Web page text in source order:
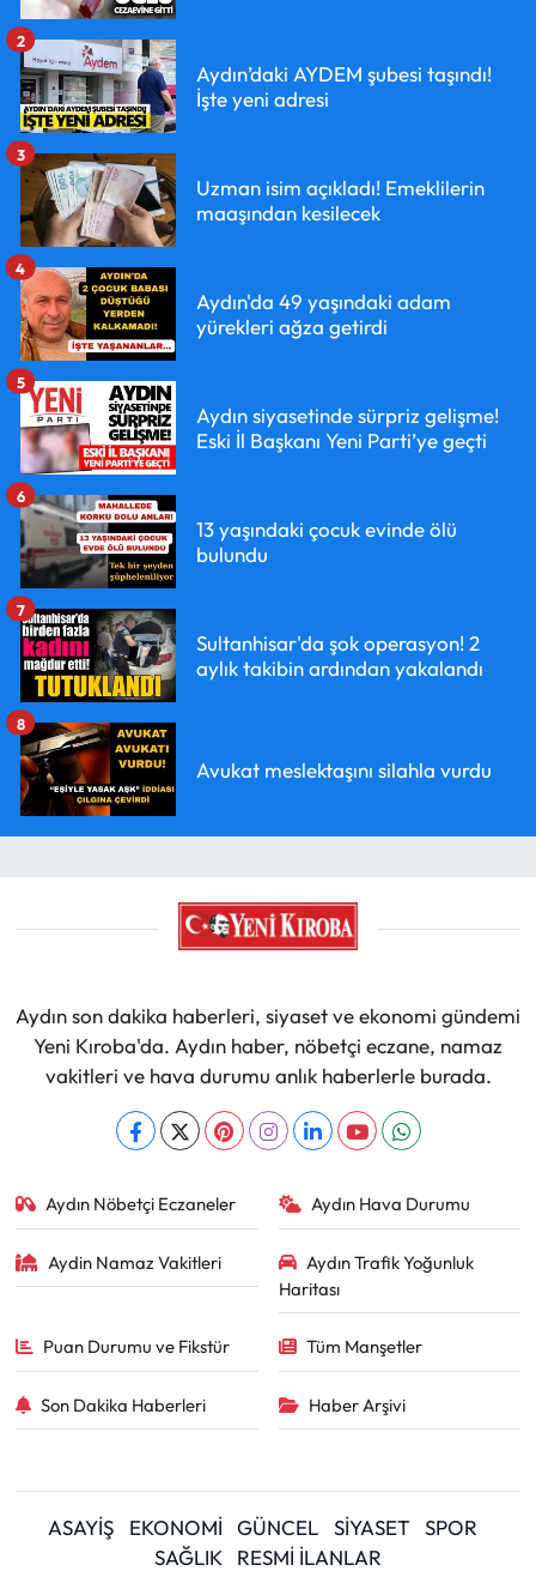
Aydın’daki AYDEM şubesi taşındı!
İşte yeni adresi
2
Uzman isim açıkladı! Emeklilerin
maaşından kesilecek
3
Aydın'da 49 yaşındaki adam
yürekleri ağza getirdi
4
Aydın siyasetinde sürpriz gelişme!
Eski İl Başkanı Yeni Parti’ye geçti
5
13 yaşındaki çocuk evinde ölü
bulundu
6
Sultanhisar'da şok operasyon! 2
aylık takibin ardından yakalandı
7
Avukat meslektaşını silahla vurdu
8
Aydın son dakika haberleri, siyaset ve ekonomi gündemi
Yeni Kıroba'da. Aydın haber, nöbetçi eczane, namaz
vakitleri ve hava durumu anlık haberlerle burada.
Aydın Nöbetçi Eczaneler Aydın Hava Durumu
Aydin Namaz Vakitleri
Aydın Trafik Yoğunluk
Haritası
Puan Durumu ve Fikstür Tüm Manşetler
Son Dakika Haberleri Haber Arşivi
ASAYİŞ EKONOMİ GÜNCEL SİYASET
SPOR
SAĞLIK
RESMİ İLANLAR